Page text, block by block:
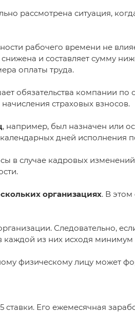
рассмотрена ситуация,
рабочего времени не
и составляет сумму
оплаты труда.
обязательства компании по
страховых взносов.
, например, был назначен или
дней исполнения
в случае кадровых
организациях. В этом
Следовательно,
каждой из них исходя
физическому лицу может
Его ежемесячная